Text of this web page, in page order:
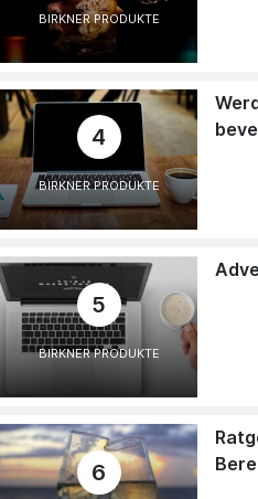
BIRKNER PRODUKTE
4
BIRKNER PRODUKTE
5
BIRKNER PRODUKTE
6